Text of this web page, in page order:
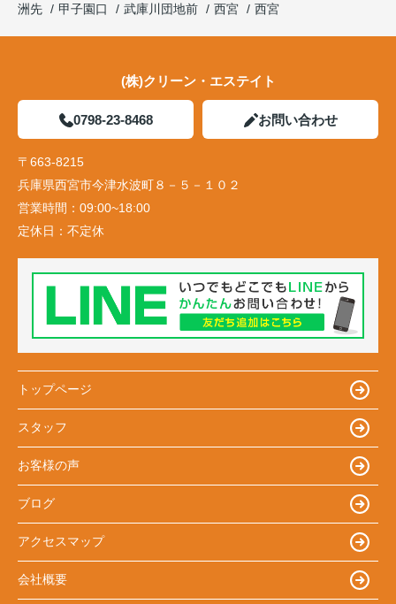
洲先
甲子園口 武庫川団地前 西宮 西宮
(株)クリーン・エステイト
0798-23-8468 お問い合わせ
〒663-8215
兵庫県西宮市今津水波町８－５－１０２
営業時間： 09:00~18:00
定休日： 不定休
トップページ
スタッフ
お客様の声
ブログ
アクセスマップ
会社概要